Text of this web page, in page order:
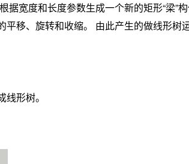
宽度和长度参数生成一个新的矩形“梁”
移、旋转和收缩。 由此产生的做线形树
形树。